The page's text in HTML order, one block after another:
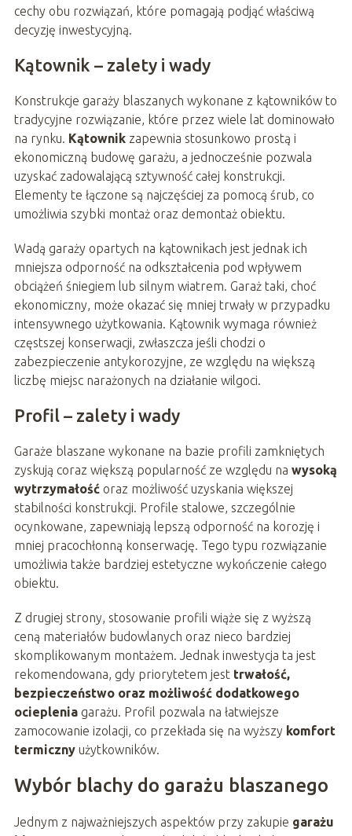
cechy obu rozwiązań, które pomagają podjąć właściwą
decyzję inwestycyjną.
Kątownik – zalety i wady
Konstrukcje garaży blaszanych wykonane z kątowników to
tradycyjne rozwiązanie, które przez wiele lat dominowało
na rynku. Kątownikzapewnia stosunkowo prostą i
ekonomiczną budowę garażu, a jednocześnie pozwala
uzyskać zadowalającą sztywność całej konstrukcji.
Elementy te łączone są najczęściej za pomocą śrub, co
umożliwia szybki montaż oraz demontaż obiektu.
Wadą garaży opartych na kątownikach jest jednak ich
mniejsza odporność na odkształcenia pod wpływem
obciążeń śniegiem lub silnym wiatrem. Garaż taki, choć
ekonomiczny, może okazać się mniej trwały w przypadku
intensywnego użytkowania. Kątownik wymaga również
częstszej konserwacji, zwłaszcza jeśli chodzi o
zabezpieczenie antykorozyjne, ze względu na większą
liczbę miejsc narażonych na działanie wilgoci.
Profil – zalety i wady
Garaże blaszane wykonane na bazie profili zamkniętych
zyskują coraz większą popularność ze względu na wysoką
wytrzymałośćoraz możliwość uzyskania większej
stabilności konstrukcji. Profile stalowe, szczególnie
ocynkowane, zapewniają lepszą odporność na korozję i
mniej pracochłonną konserwację. Tego typu rozwiązanie
umożliwia także bardziej estetyczne wykończenie całego
obiektu.
Z drugiej strony, stosowanie profili wiąże się z wyższą
ceną materiałów budowlanych oraz nieco bardziej
skomplikowanym montażem. Jednak inwestycja ta jest
rekomendowana, gdy priorytetem jest trwałość,
bezpieczeństwo oraz możliwość dodatkowego
ociepleniagarażu. Profil pozwala na łatwiejsze
zamocowanie izolacji, co przekłada się na wyższy komfort
termicznyużytkowników.
Wybór blachy do garażu blaszanego
Jednym z najważniejszych aspektów przy zakupie garażu